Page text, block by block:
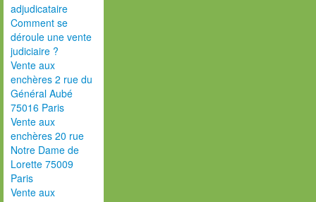
adjudicataire
Comment se
déroule une vente
judiciaire ?
Vente aux
enchères 2 rue du
Général Aubé
75016 Paris
Vente aux
enchères 20 rue
Notre Dame de
Lorette 75009
Paris
Vente aux